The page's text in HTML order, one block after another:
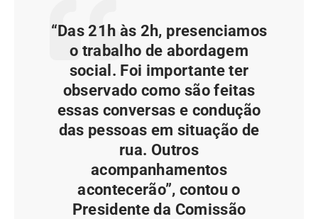
“Das 21h às 2h, presenciamos
o trabalho de abordagem
social. Foi importante ter
observado como são feitas
essas conversas e condução
das pessoas em situação de
rua. Outros
acompanhamentos
acontecerão”, contou o
Presidente da Comissão